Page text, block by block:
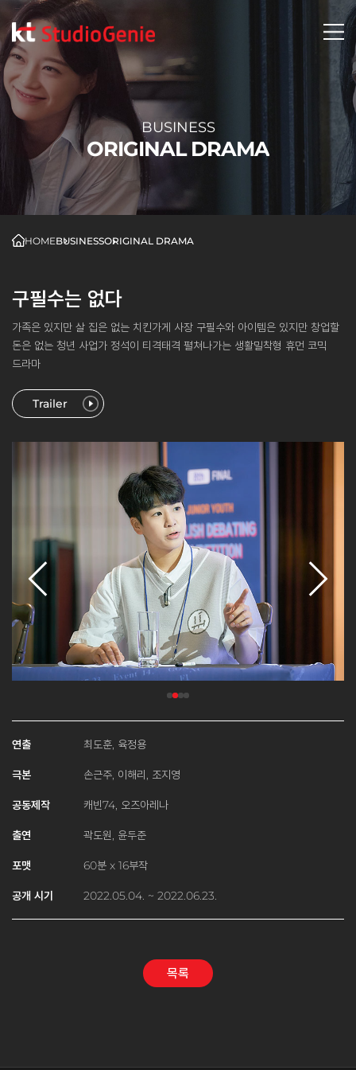
HOMEBUSINESSORIGINAL DRAMA
BUSINESS
ORIGINAL DRAMA
구필수는 없다
가족은 있지만 살 집은 없는 치킨가게 사장 구필수와 아이템은 있지만 창업할
돈은 없는 청년 사업가 정석이 티격태격 펼쳐나가는 생활밀착형 휴먼 코믹
드라마
Trailer
연출 최도훈, 육정용
극본 손근주, 이해리, 조지영
공동제작 캐빈74, 오즈아레나
출연 곽도원, 윤두준
포맷 60분 x 16부작
공개 시기 2022.05.04. ~ 2022.06.23.
목록